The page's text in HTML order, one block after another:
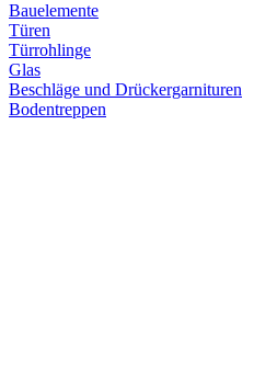
Bauelemente
Türen
Türrohlinge
Glas
Beschläge und Drückergarnituren
Bodentreppen